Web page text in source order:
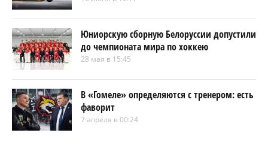
Юниорскую сборную Белоруссии допустили
до чемпионата мира по хоккею
28 мая в 15:45
В «Гомеле» определяются с тренером: есть
фаворит
7 апреля в 00:24